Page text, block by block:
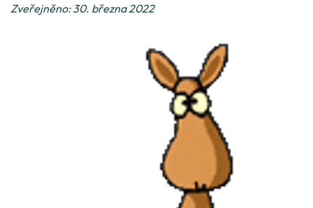
Zveřejněno: 30. března 2022